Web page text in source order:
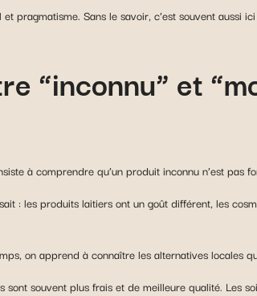
pragmatisme. Sans le savoir, c’est souvent aussi
“inconnu” et
à comprendre qu’un produit inconnu n’est pas
: les produits laitiers ont un goût différent, les
on apprend à connaître les alternatives locales
souvent plus frais et de meilleure qualité. Les